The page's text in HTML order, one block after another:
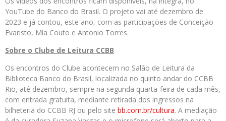
YouTube do Banco do Brasil. O projeto vai até dezembro de
2023 e já contou, este ano, com as participações de Conceição
Evaristo, Mia Couto e Antonio Torres.
Sobre o Clube de Leitura CCBB
Os encontros do Clube acontecem no Salão de Leitura da
Biblioteca Banco do Brasil, localizada no quinto andar do CCBB
Rio, até dezembro, sempre na segunda quarta-feira de cada mês,
com entrada gratuita, mediante retirada dos ingressos na
bilheteria do CCBB RJ ou pelo site bb.com.br/cultura. A mediação